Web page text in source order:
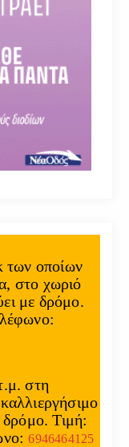
των οποίων
στο χωριό
με δρόμο.
στη
δρόμο. Τιμή:
6946464125